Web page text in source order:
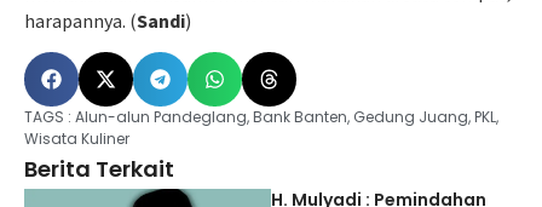
harapannya. (Sandi)
TAGS : Alun-alun Pandeglang,Bank Banten, Gedung Juang,PKL,
Wisata Kuliner
Berita Terkait
H. Mulyadi : Pemindahan